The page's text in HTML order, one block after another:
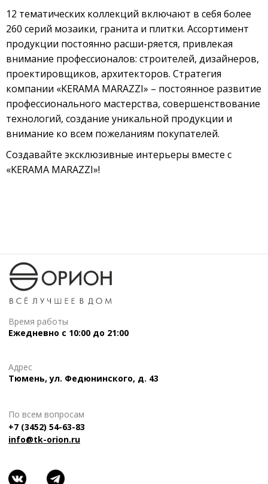
12 тематических коллекций включают в себя более
260 серий мозаики, гранита и плитки. Ассортимент
продукции постоянно расши-ряется, привлекая
внимание профессионалов: строителей, дизайнеров,
проектировщиков, архитекторов. Стратегия
компании «KERAMA MARAZZI» – постоянное развитие
профессионального мастерства, совершенствование
технологий, создание уникальной продукции и
внимание ко всем пожеланиям покупателей.
Создавайте эксклюзивные интерьеры вместе с
«KERAMA MARAZZI»!
Время работы
Ежедневно с 10:00 до 21:00
Адрес
Тюмень, ул. Федюнинского, д. 43
По всем вопросам
+7 (3452) 54-63-83
info@tk-orion.ru